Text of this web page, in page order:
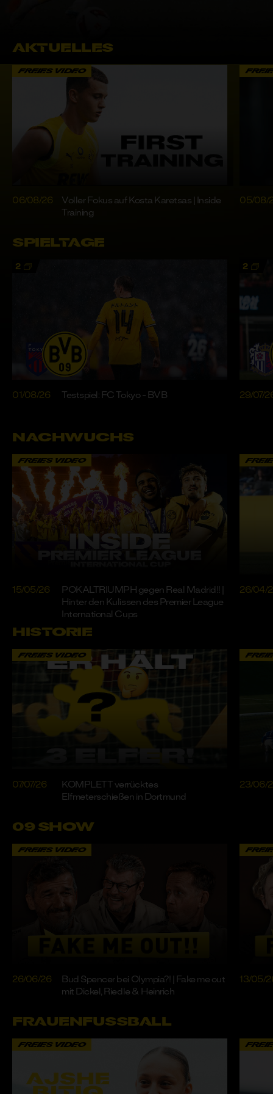
ABO ABSCHLIESSEN
AKTUELLES
FREIES VIDEO
06/08/26
Voller Fokus auf Kosta Karetsas | Inside
Training
05/08/
SPIELTAGE
2
01/08/26 Testspiel: FC Tokyo - BVB
2
29/07/
NACHWUCHS
FREIES VIDEO
15/05/26
POKALTRIUMPH gegen Real Madrid!! |
Hinter den Kulissen des Premier League
International Cups
26/04/
HISTORIE
FREIES VIDEO
07/07/26
KOMPLETT verrücktes
Elfmeterschießen in Dortmund
23/06/
09 SHOW
FREIES VIDEO
26/06/26
Bud Spencer bei Olympia?! | Fake me out
mit Dickel, Riedle & Heinrich
13/05/
FRAUENFUSSBALL
FREIES VIDEO